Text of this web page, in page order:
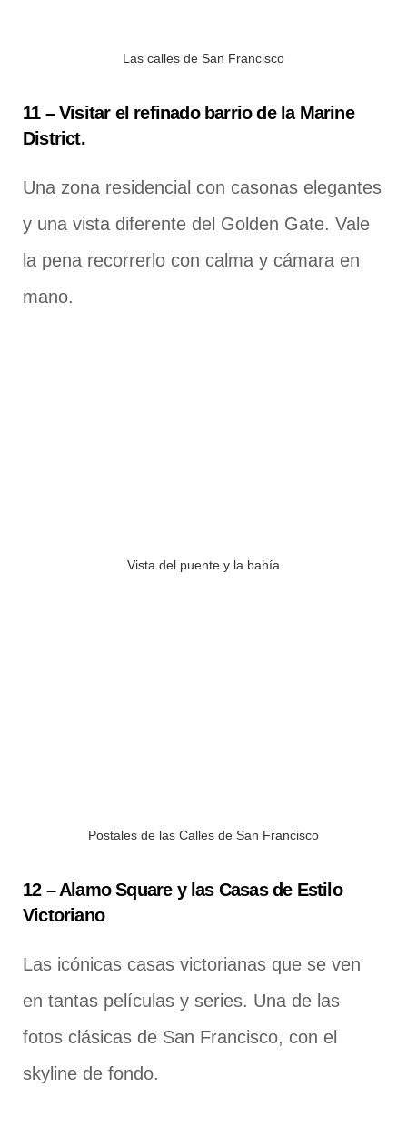
Las calles de San Francisco
11 – Visitar el refinado barrio de la Marine
District.
Una zona residencial con casonas elegantes
y una vista diferente del Golden Gate. Vale
la pena recorrerlo con calma y cámara en
mano.
Vista del puente y la bahía
Postales de las Calles de San Francisco
12 – Alamo Square y las Casas de Estilo
Victoriano
Las icónicas casas victorianas que se ven
en tantas películas y series. Una de las
fotos clásicas de San Francisco, con el
skyline de fondo.